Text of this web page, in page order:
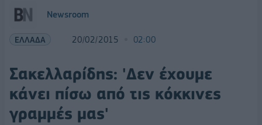
Newsroom
ΕΛΛΑΔΑ 20/02/2015 02:00
Σακελλαρίδης: 'Δεν έχουμε
κάνει πίσω από τις κόκκινες
γραμμές μας'